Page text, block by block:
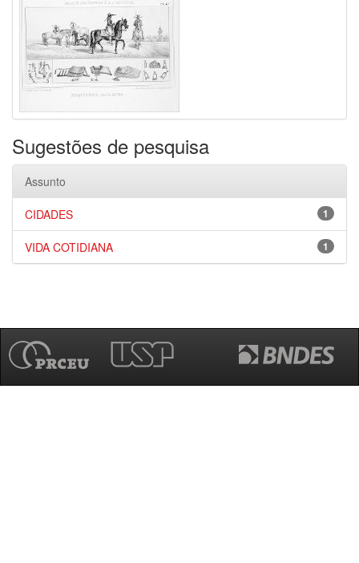
Sugestões de pesquisa
Assunto
1
CIDADES
1
VIDA COTIDIANA